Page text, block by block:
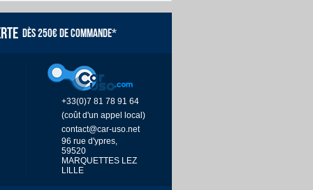
DÈS 250€ DE COMMANDE*
+33(0)7 81 78 91 64
(coût d'un appel local)
contact@car-uso.net
96 rue d'ypres,
59520
MARQUETTES LEZ
LILLE